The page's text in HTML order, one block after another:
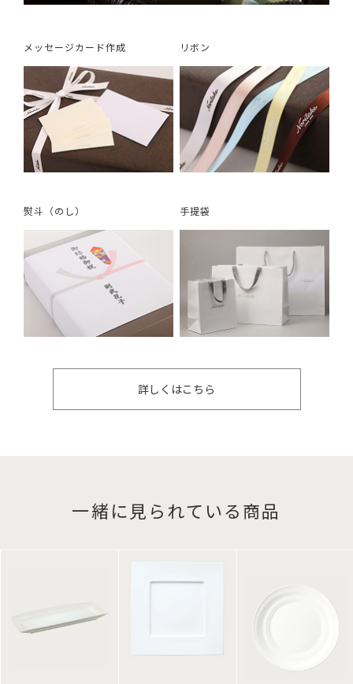
メッセージカード作成 リボン
熨斗（のし） 手提袋
詳しくはこちら
一緒に見られている商品